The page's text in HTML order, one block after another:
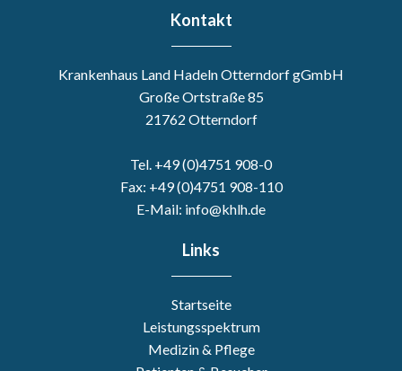
Kontakt
Krankenhaus Land Hadeln Otterndorf gGmbH
Große Ortstraße 85
21762 Otterndorf
Tel. +49 (0)4751 908-0
Fax: +49 (0)4751 908-110
E-Mail: info@khlh.de
Links
Startseite
Leistungsspektrum
Medizin & Pflege